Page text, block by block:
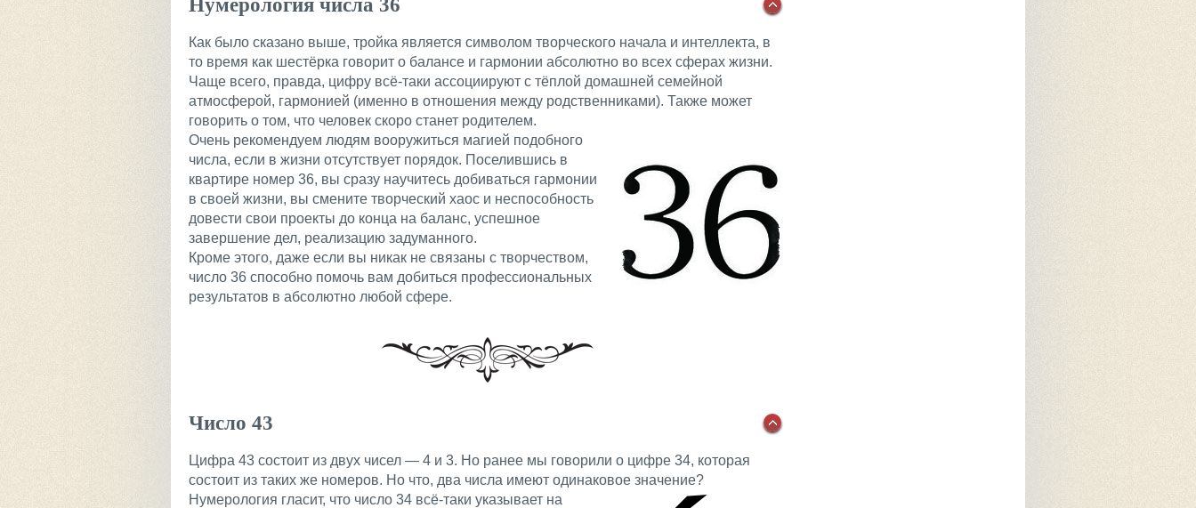
Как было сказано выше, тройка является символом творческого начала и интеллекта, в
то время как шестёрка говорит о балансе и гармонии абсолютно во всех сферах жизни.
Чаще всего, правда, цифру всё-таки ассоциируют с тёплой домашней семейной
атмосферой, гармонией (именно в отношения между родственниками). Также может
говорить о том, что человек скоро станет родителем.
Очень рекомендуем людям вооружиться магией подобного
числа, если в жизни отсутствует порядок. Поселившись в
квартире номер 36, вы сразу научитесь добиваться гармонии
в своей жизни, вы смените творческий хаос и неспособность
довести свои проекты до конца на баланс, успешное
завершение дел, реализацию задуманного.
Кроме этого, даже если вы никак не связаны с творчеством,
число 36 способно помочь вам добиться профессиональных
результатов в абсолютно любой сфере.
Число 43
Цифра 43 состоит из двух чисел — 4 и 3. Но ранее мы говорили о цифре 34, которая
состоит из таких же номеров. Но что, два числа имеют одинаковое значение?
Нумерология гласит, что число 34 всё-таки указывает на